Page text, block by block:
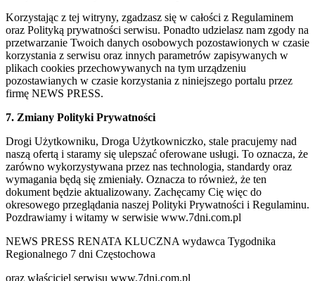
Korzystając z tej witryny, zgadzasz się w całości z Regulaminem
oraz Polityką prywatności serwisu. Ponadto udzielasz nam zgody na
przetwarzanie Twoich danych osobowych pozostawionych w czasie
korzystania z serwisu oraz innych parametrów zapisywanych w
plikach cookies przechowywanych na tym urządzeniu
pozostawianych w czasie korzystania z niniejszego portalu przez
firmę NEWS PRESS.
7. Zmiany Polityki Prywatności
Drogi Użytkowniku, Droga Użytkowniczko, stale pracujemy nad
naszą ofertą i staramy się ulepszać oferowane usługi. To oznacza, że
zarówno wykorzystywana przez nas technologia, standardy oraz
wymagania będą się zmieniały. Oznacza to również, że ten
dokument będzie aktualizowany. Zachęcamy Cię więc do
okresowego przeglądania naszej Polityki Prywatności i Regulaminu.
Pozdrawiamy i witamy w serwisie www.7dni.com.pl
NEWS PRESS RENATA KLUCZNA wydawca Tygodnika
Regionalnego 7 dni Częstochowa
oraz właściciel serwisu www.7dni.com.pl